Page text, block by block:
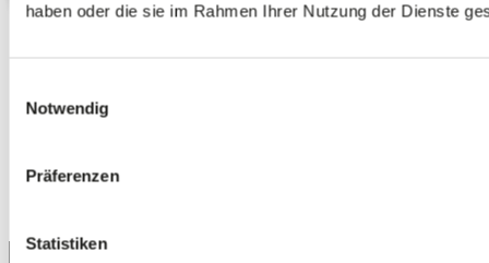
haben oder die sie im Rahmen Ihrer Nutzung der Dienste
Notwendig
Präferenzen
Statistiken